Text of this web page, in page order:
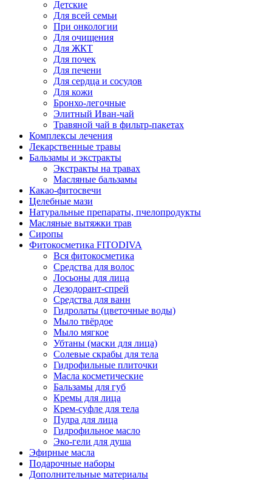
Детские
Для всей семьи
При онкологии
Для очищения
Для ЖКТ
Для почек
Для печени
Для сердца и сосудов
Для кожи
Бронхо-легочные
Элитный Иван-чай
Травяной чай в фильтр-пакетах
Комплексы лечения
Лекарственные травы
Бальзамы и экстракты
Экстракты на травах
Масляные бальзамы
Какао-фитосвечи
Целебные мази
Натуральные препараты, пчелопродукты
Масляные вытяжки трав
Сиропы
Фитокосметика FITODIVA
Вся фитокосметика
Средства для волос
Лосьоны для лица
Дезодорант-спрей
Средства для ванн
Гидролаты (цветочные воды)
Мыло твёрдое
Мыло мягкое
Убтаны (маски для лица)
Солевые скрабы для тела
Гидрофильные плиточки
Масла косметические
Бальзамы для губ
Кремы для лица
Крем-суфле для тела
Пудра для лица
Гидрофильное масло
Эко-гели для душа
Эфирные масла
Подарочные наборы
Дополнительные материалы